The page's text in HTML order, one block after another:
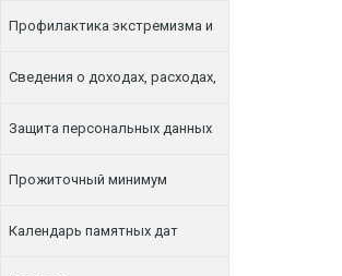
занятости
Профилактика экстремизма и
терроризма
Сведения о доходах, расходах,
об имуществе и обязательствах
имущественного характера
Защита персональных данных
Прожиточный минимум
Календарь памятных дат